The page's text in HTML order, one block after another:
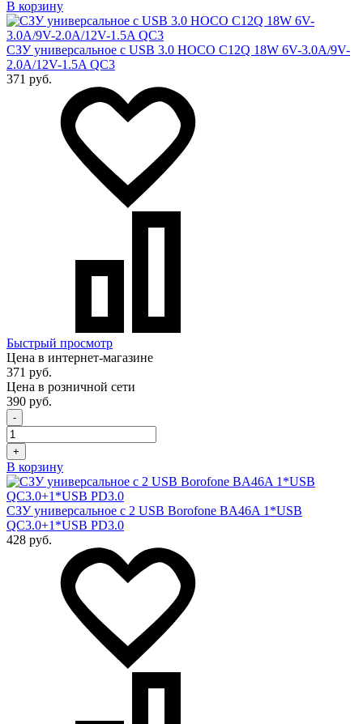
В корзину
СЗУ универсальное с USB 3.0 HOCO C12Q 18W 6V-3.0A/9V-
2.0A/12V-1.5A QC3
371 руб.
Быстрый просмотр
Цена в интернет-магазине
371 руб.
Цена в розничной сети
390 руб.
-
+
В корзину
СЗУ универсальное с 2 USB Borofone BA46A 1*USB
QC3.0+1*USB PD3.0
428 руб.